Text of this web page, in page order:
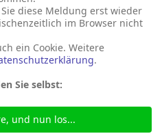
diese Meldung erst wieder
im Browser nicht
ein Cookie. Weitere
.
Sie selbst:
und nun los...